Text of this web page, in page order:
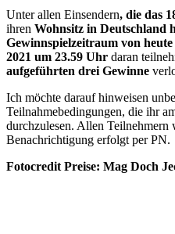
Unter allen Einsendern, die das
ihren Wohnsitz in Deutschland
Gewinnspielzeitraum von
2021 um 23.59 Uhr daran
aufgeführten drei Gewinne
Ich möchte darauf hinweisen
Teilnahmebedingungen, die ihr
durchzulesen. Allen
Benachrichtigung erfolgt per PN.
Fotocredit Preise: Mag Doch